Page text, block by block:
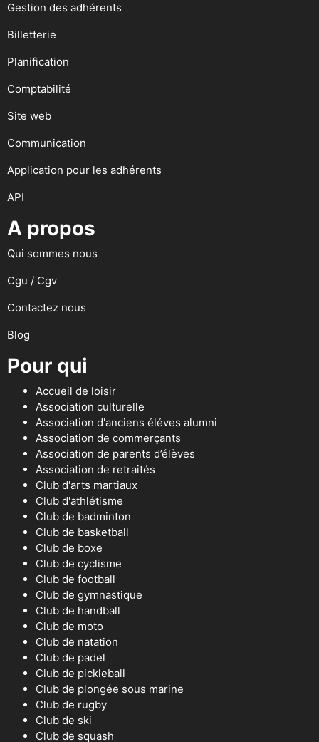
Gestion des adhérents
Billetterie
Planification
Comptabilité
Site web
Communication
Application pour les adhérents
API
A propos
Qui sommes nous
Cgu / Cgv
Contactez nous
Blog
Pour qui
Accueil de loisir
Association culturelle
Association d'anciens éléves alumni
Association de commerçants
Association de parents d’élèves
Association de retraités
Club d'arts martiaux
Club d'athlétisme
Club de badminton
Club de basketball
Club de boxe
Club de cyclisme
Club de football
Club de gymnastique
Club de handball
Club de moto
Club de natation
Club de padel
Club de pickleball
Club de plongée sous marine
Club de rugby
Club de ski
Club de squash